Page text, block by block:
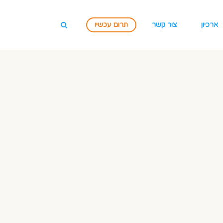
ארכיון צור קשר תרום עכשיו